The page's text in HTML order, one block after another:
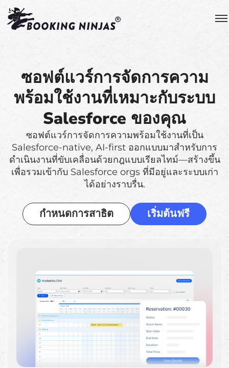
ซอฟต์แวร์การจัดการความ
พร้อมใช้งานที่เหมาะกับระบบ
Salesforce ของคุณ
ซอฟต์แวร์การจัดการความพร้อมใช้งานที่เป็น
Salesforce-native, AI-first ออกแบบมาสำหรับการ
ดำเนินงานที่ขับเคลื่อนด้วยกฎแบบเรียลไทม์—สร้างขึ้น
เพื่อรวมเข้ากับ Salesforce orgs ที่มีอยู่และระบบเก่า
ได้อย่างราบรื่น.
กำหนดการสาธิต เริ่มต้นฟรี